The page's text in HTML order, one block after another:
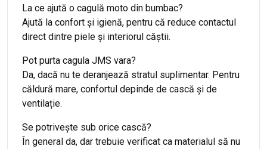
La ce ajută o cagulă moto din bumbac?
Ajută la confort și igienă, pentru că reduce contactul
direct dintre piele și interiorul căștii.
Pot purta cagula JMS vara?
Da, dacă nu te deranjează stratul suplimentar. Pentru
căldură mare, confortul depinde de cască și de
ventilație.
Se potrivește sub orice cască?
În general da, dar trebuie verificat ca materialul să nu